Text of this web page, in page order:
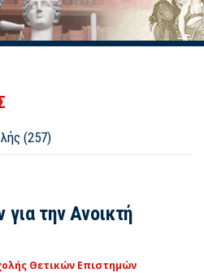
(257)
την Ανοικτή
Θετικών Επιστημών